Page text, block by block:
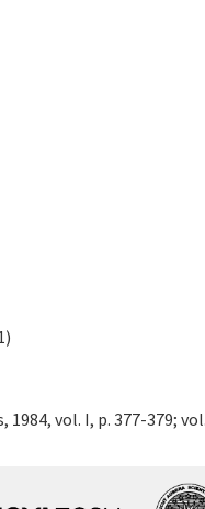
vol. I, p. 377-379;